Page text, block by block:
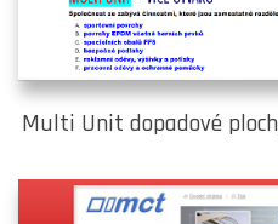
Multi Unit dopadové